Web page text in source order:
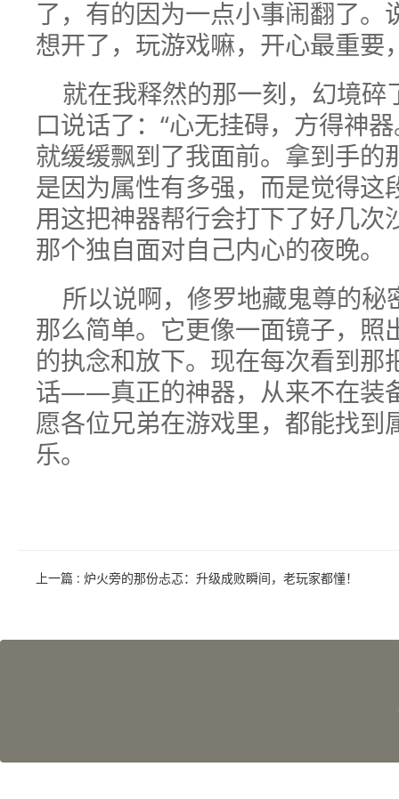
了，有的因为一点小事闹翻了。
想开了，玩游戏嘛，开心最重要
就在我释然的那一刻，幻境
口说话了：“心无挂碍，方得神
就缓缓飘到了我面前。拿到手的
是因为属性有多强，而是觉得这
用这把神器帮行会打下了好几次
那个独自面对自己内心的夜晚。
所以说啊，修罗地藏鬼尊的
那么简单。它更像一面镜子，照
的执念和放下。现在每次看到那
话——真正的神器，从来不在装
愿各位兄弟在游戏里，都能找到
乐。
上一篇 : 炉火旁的那份忐忑：升级成败瞬间，老玩家都懂！